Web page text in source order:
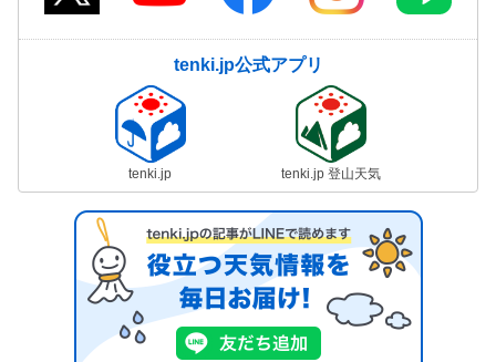
tenki.jp公式アプリ
tenki.jp tenki.jp 登山天気